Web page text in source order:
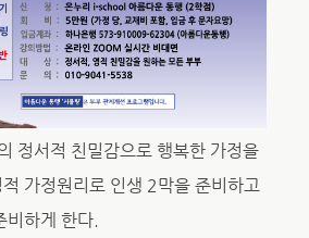
정서적 친밀감으로 행복한 가정을
가정원리로 인생 2막을 준비하고
비하게 한다.